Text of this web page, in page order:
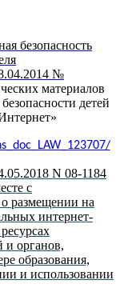
безопасность
№
материалов
детей
N 08-1184
с
размещении на
интернет-
и органов,
образования,
и использовании